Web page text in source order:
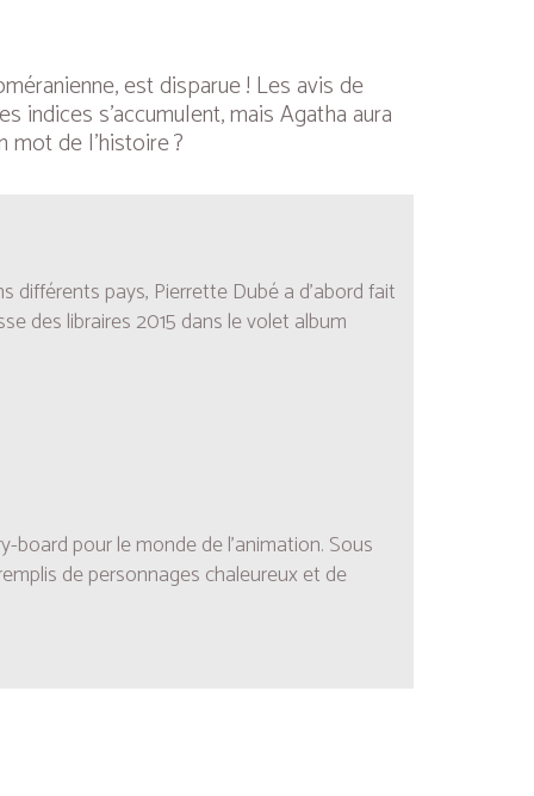
est disparue ! Les avis de
s’accumulent, mais Agatha aura
de l’histoire ?
pays, Pierrette Dubé a d’abord fait
des libraires 2015 dans le volet album
board pour le monde de l’animation. Sous
de personnages chaleureux et de